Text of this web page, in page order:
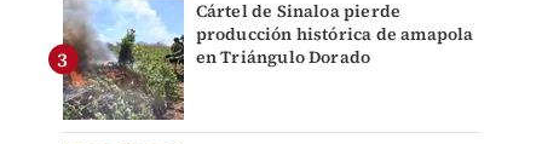
Cártel de Sinaloa pierde
producción histórica de amapola
en Triángulo Dorado